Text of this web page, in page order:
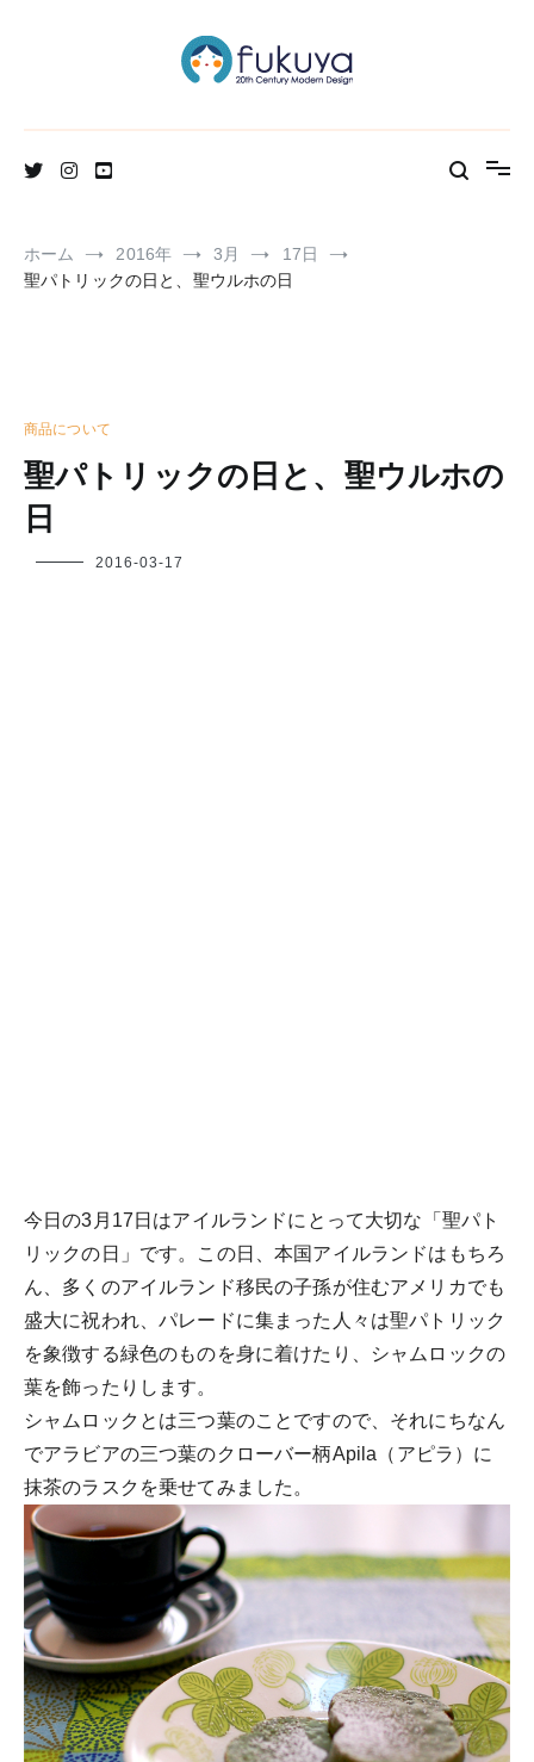
ホーム 2016年 3月
17日
聖パトリックの日と、聖ウルホの日
商品について
聖パトリックの日と、聖ウルホの
日
フ
2016-03-17
今日の3月17日はアイルランドにとって大切な「聖パト
リックの日」です。この日、本国アイルランドはもちろ
ん、多くのアイルランド移民の子孫が住むアメリカでも
盛大に祝われ、パレードに集まった人々は聖パトリック
を象徴する緑色のものを身に着けたり、シャムロックの
葉を飾ったりします。
シャムロックとは三つ葉のことですので、それにちなん
でアラビアの三つ葉のクローバー柄Apila（アピラ）に
抹茶のラスクを乗せてみました。